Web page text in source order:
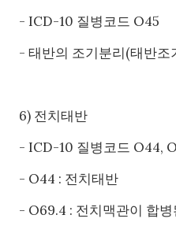
- ICD-10 질병코드 O45
- 태반의 조기분리(태반조
6) 전치태반
- ICD-10 질병코드 O44,
- O44 : 전치태반
- O69.4 : 전치맥관이 합